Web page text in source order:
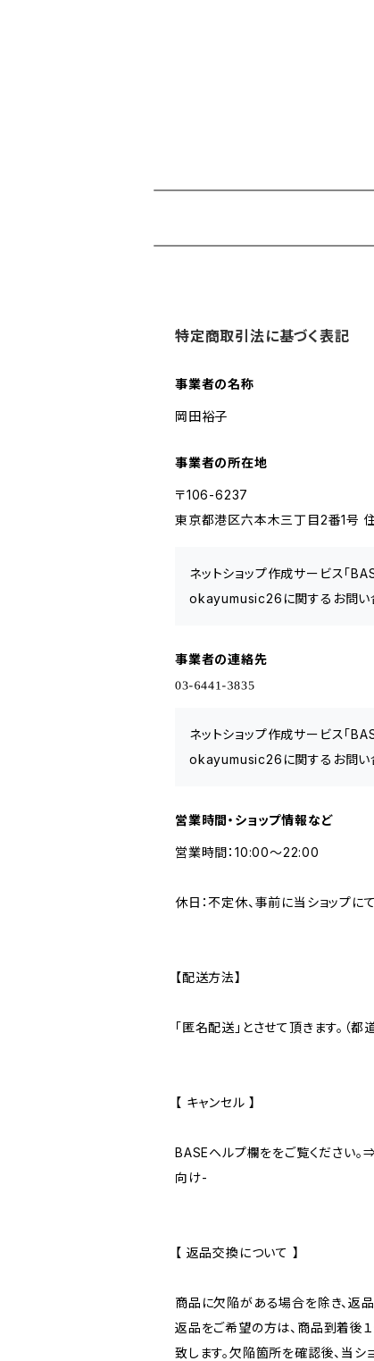
特定商取引法に基づく表記
事業者の名称
岡田裕子
事業者の所在地
〒106-6237
東京都港区六本木三丁目2番1号
ネットショップ作成サービス「
okayumusic26に関するお問い
事業者の連絡先
ネットショップ作成サービス「
okayumusic26に関するお問い
営業時間・ショップ情報など
営業時間：10:00～22:00
休日：不定休、事前に当ショップに
【配送方法】
「匿名配送」とさせて頂きます。（
【 キャンセル 】
BASEヘルプ欄ををご覧くださ
向け-
【 返品交換について 】
商品に欠陥がある場合を除き、返品
返品をご希望の方は、商品到着後
致します。欠陥箇所を確認後、当シ